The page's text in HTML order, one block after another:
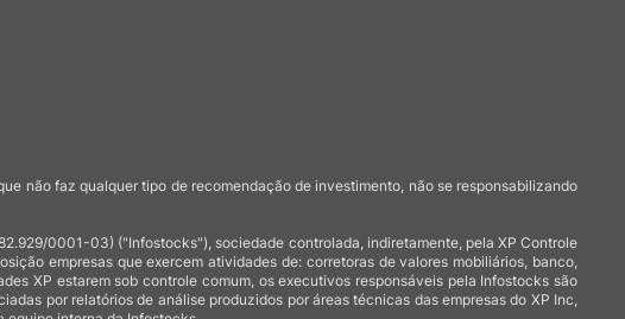
não faz qualquer tipo de recomendação de investimento, não se responsabilizando
0001-03) ("Infostocks"), sociedade controlada, indiretamente, pela XP Controle
empresas que exercem atividades de: corretoras de valores mobiliários, banco,
XP estarem sob controle comum, os executivos responsáveis pela Infostocks são
por relatórios de análise produzidos por áreas técnicas das empresas do XP Inc,